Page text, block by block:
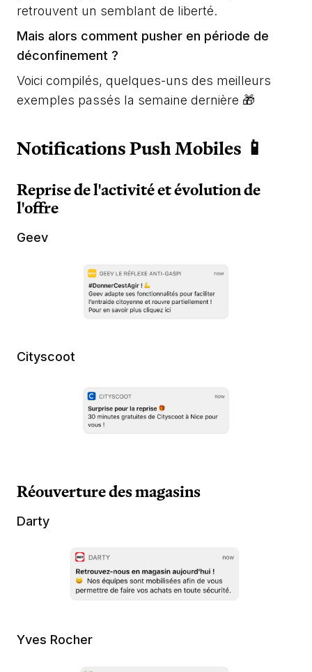
retrouvent un semblant de liberté.
Mais alors comment pusher en période de
déconfinement ?
Voici compilés, quelques-uns des meilleurs
exemples passés la semaine dernière 🎁
Notifications Push Mobiles 📱
Reprise de l'activité et évolution de
l'offre
Geev
Cityscoot
Réouverture des magasins
Darty
Yves Rocher